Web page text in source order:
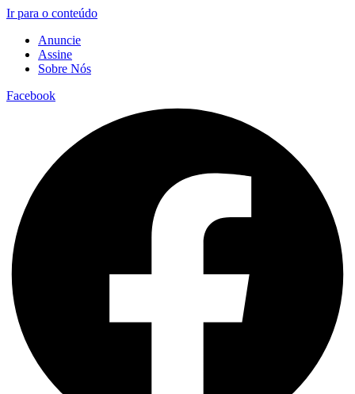
Ir para o conteúdo
Anuncie
Assine
Sobre Nós
Facebook